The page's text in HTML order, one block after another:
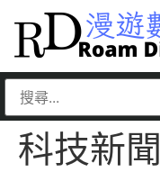
科技新聞